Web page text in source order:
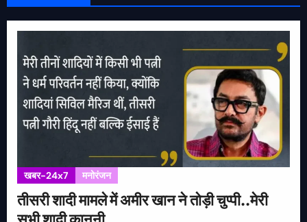
खबर-24x7 मनोरंजन
तीसरी शादी मामले में अमीर खान ने तोड़ी चुप्पी..मेरी